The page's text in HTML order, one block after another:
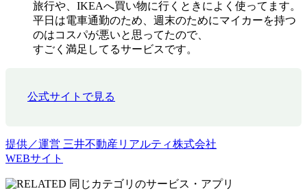
旅行や、IKEAへ買い物に行くときによく使ってます。
平日は電車通勤のため、週末のためにマイカーを持つ
のはコスパが悪いと思ってたので、
すごく満足してるサービスです。
公式サイトで見る
提供／運営 三井不動産リアルティ株式会社
WEBサイト
同じカテゴリのサービス・アプリ